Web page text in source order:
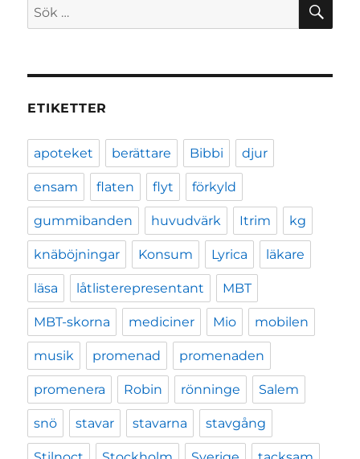
Sök
efter:
ETIKETTER
apoteket berättare Bibbi djur
ensam flaten flyt förkyld
gummibanden huvudvärk Itrim kg
knäböjningar Konsum Lyrica läkare
läsa låtlisterepresentant MBT
MBT-skorna mediciner Mio mobilen
musik promenad promenaden
promenera Robin rönninge Salem
snö stavar stavarna stavgång